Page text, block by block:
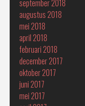
september 2018
augustus 2018
mei 2018
april 2018
februari 2018
december 2017
oktober 2017
juni 2017
mei 2017